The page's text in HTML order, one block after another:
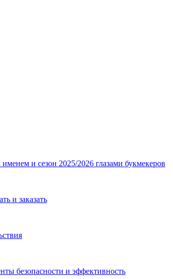
и сезон 2025/2026 глазами букмекеров
и заказать
безопасности и эффективность